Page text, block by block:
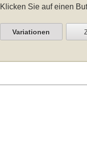
Klicken Sie auf einen
Variationen